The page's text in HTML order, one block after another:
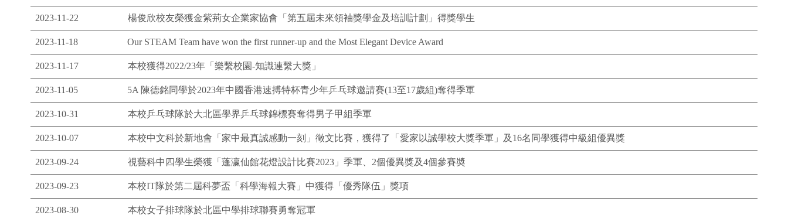
2023-11-22 楊俊欣校友榮獲金紫荊女企業家協會「第五屆未來領袖獎學金及培訓計劃」得獎學生
2023-11-18 Our STEAM Team have won the first runner-up and the Most Elegant Device Award
2023-11-17 本校獲得2022/23年「樂繫校園-知識連繫大獎」
2023-11-05 5A 陳德銘同學於2023年中國香港速搏特杯青少年乒乓球邀請賽(13至17歲組)奪得季軍
2023-10-31 本校乒乓球隊於大北區學界乒乓球錦標賽奪得男子甲組季軍
2023-10-07 本校中文科於新地會「家中最真誠感動一刻」徵文比賽，獲得了「愛家以誠學校大獎季軍」及16名同學獲得中級組優異獎
2023-09-24 視藝科中四學生榮獲「蓬瀛仙館花燈設計比賽2023」季軍、2個優異獎及4個參賽奬
2023-09-23 本校IT隊於第二屆科夢盃「科學海報大賽」中獲得「優秀隊伍」獎項
2023-08-30 本校女子排球隊於北區中學排球聯賽勇奪冠軍